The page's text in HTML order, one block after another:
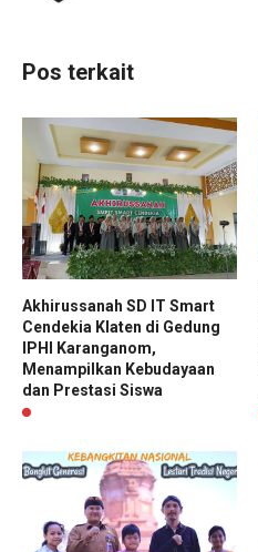
Pos terkait
Akhirussanah SD IT Smart
Cendekia Klaten di Gedung
IPHI Karanganom,
Menampilkan Kebudayaan
dan Prestasi Siswa